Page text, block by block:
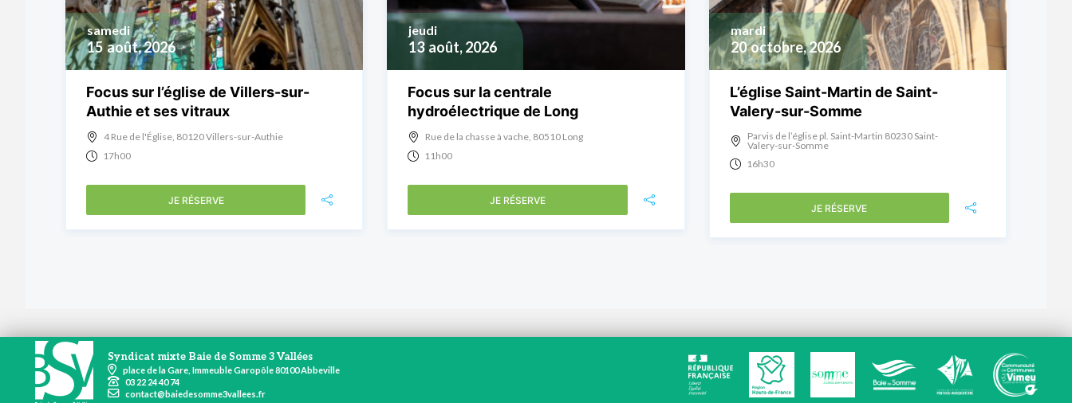
15 août, 2026
samedi
Focus sur l’église de Villers-sur-
Authie et ses vitraux
4 Rue de l'Église, 80120 Villers-sur-Authie
17h00
JE RÉSERVE
13 août, 2026
jeudi
Focus sur la centrale
hydroélectrique de Long
Rue de la chasse à vache, 80510 Long
11h00
JE RÉSERVE
20 octobre, 2026
mardi
L’église Saint-Martin de Saint-
Valery-sur-Somme
Parvis de l’église pl. Saint-Martin 80230 Saint-
Valery-sur-Somme
16h30
JE RÉSERVE
Syndicat mixte Baie de Somme 3 Vallées
place de la Gare, Immeuble Garopôle 80100 Abbeville
03 22 24 40 74
contact@baiedesomme3vallees.fr